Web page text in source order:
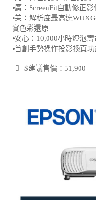
⦁廣：ScreenFit自動修正
⦁美：解析度最高達
實色彩還原
⦁安心：10,000小時燈泡
⦁首創手勢操作投影換頁
$建議售價：51,900